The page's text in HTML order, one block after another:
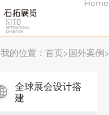
Home
我的位置： 首页>国外案例>
全球展会设计搭
建